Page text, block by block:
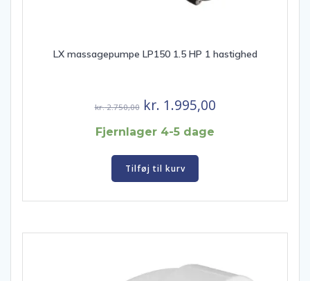
LX massagepumpe LP150 1.5 HP 1 hastighed
kr.2.750,00 Den
oprindelige
pris
var:
kr. 2.750,00.
kr. 1.995,00Den
Fjernlager 4-5 dage
Tilføj til kurv